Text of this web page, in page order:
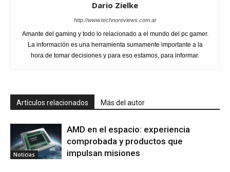
Dario Zielke
http://www.technoreviews.com.ar
Amante del gaming y todo lo relacionado a el mundo del pc gamer.
La información es una herramienta sumamente importante a la
hora de tomar decisiones y para eso estamos, para informar.
Artículos relacionados Más del autor
Noticias
AMD en el espacio: experiencia
comprobada y productos que
impulsan misiones